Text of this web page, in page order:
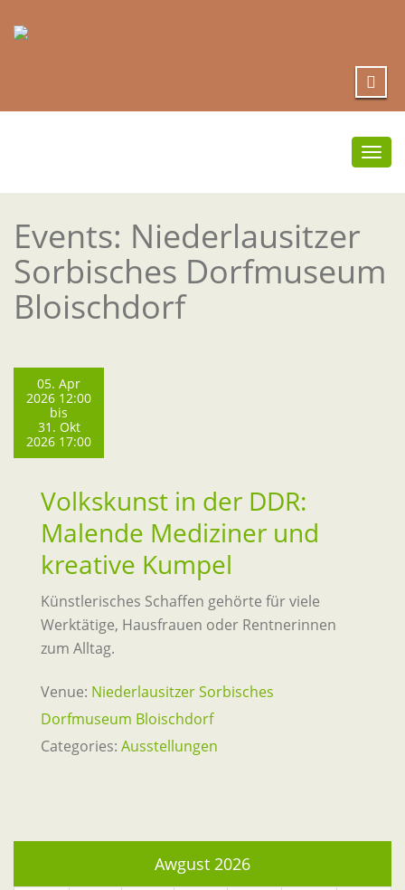
Events: Niederlausitzer
Sorbisches Dorfmuseum
Bloischdorf
05. Apr
2026 12:00
bis
31. Okt
2026 17:00
Volkskunst in der DDR:
Malende Mediziner und
kreative Kumpel
Künstlerisches Schaffen gehörte für viele
Werktätige, Hausfrauen oder Rentnerinnen
zum Alltag.
Venue: Niederlausitzer Sorbisches
Dorfmuseum Bloischdorf
Categories: Ausstellungen
Awgust 2026